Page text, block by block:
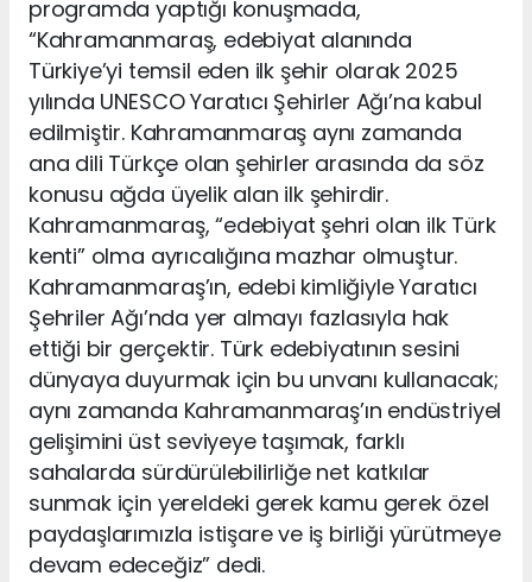
programda yaptığı konuşmada,
“Kahramanmaraş, edebiyat alanında
Türkiye’yi temsil eden ilk şehir olarak 2025
yılında UNESCO Yaratıcı Şehirler Ağı’na kabul
edilmiştir. Kahramanmaraş aynı zamanda
ana dili Türkçe olan şehirler arasında da söz
konusu ağda üyelik alan ilk şehirdir.
Kahramanmaraş, “edebiyat şehri olan ilk Türk
kenti” olma ayrıcalığına mazhar olmuştur.
Kahramanmaraş’ın, edebi kimliğiyle Yaratıcı
Şehriler Ağı’nda yer almayı fazlasıyla hak
ettiği bir gerçektir. Türk edebiyatının sesini
dünyaya duyurmak için bu unvanı kullanacak;
aynı zamanda Kahramanmaraş’ın endüstriyel
gelişimini üst seviyeye taşımak, farklı
sahalarda sürdürülebilirliğe net katkılar
sunmak için yereldeki gerek kamu gerek özel
paydaşlarımızla istişare ve iş birliği yürütmeye
devam edeceğiz” dedi.